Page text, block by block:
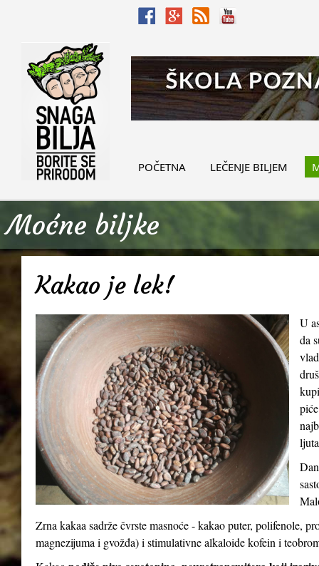
POČETNA LEČENJE BILJEM
Moćne biljke
Kakao je lek!
U
da
Zrna kakaa sadrže čvrste masnoće - kakao puter, polifenole,
magnezijuma i gvožđa) i stimulativne alkaloide kofein i